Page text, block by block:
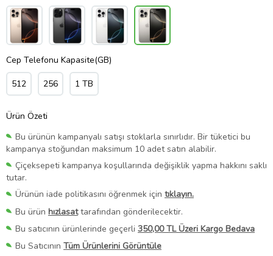
Cep Telefonu Kapasite(GB)
512 256 1 TB
Ürün Özeti
Bu ürünün kampanyalı satışı stoklarla sınırlıdır. Bir tüketici bu
kampanya stoğundan maksimum 10 adet satın alabilir.
Çiçeksepeti kampanya koşullarında değişiklik yapma hakkını saklı
tutar.
Ürünün iade politikasını öğrenmek için tıklayın.
Bu ürün hızlasattarafından gönderilecektir.
Bu satıcının ürünlerinde geçerli 350,00 TL Üzeri Kargo Bedava
Bu Satıcının Tüm Ürünlerini Görüntüle